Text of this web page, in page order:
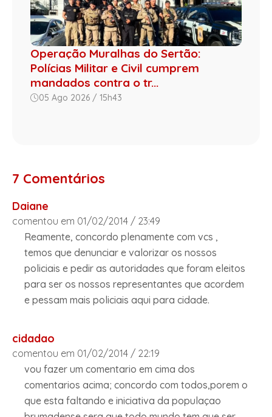
Operação Muralhas do Sertão:
Polícias Militar e Civil cumprem
mandados contra o tr...
05 Ago 2026 / 15h43
7 Comentários
Daiane
comentou em 01/02/2014 / 23:49
Reamente, concordo plenamente com vcs ,
temos que denunciar e valorizar os nossos
policiais e pedir as autoridades que foram eleitos
para ser os nossos representantes que acordem
e pessam mais policiais aqui para cidade.
cidadao
comentou em 01/02/2014 / 22:19
vou fazer um comentario em cima dos
comentarios acima; concordo com todos,porem o
que esta faltando e iniciativa da populaçao